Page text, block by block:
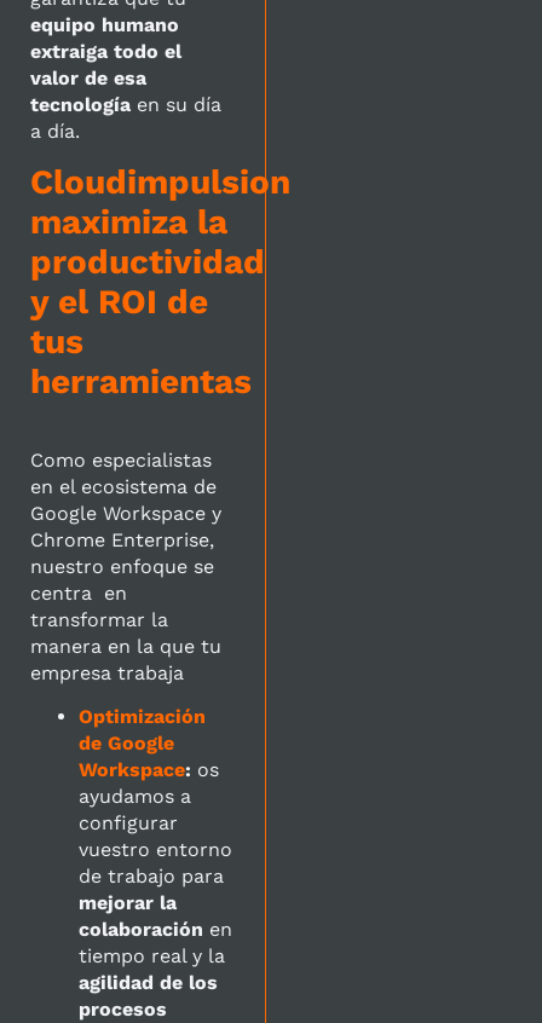
equipo humano
extraiga todo el
valor de esa
tecnologíaen su día
a día.
Cloudimpulsion
maximiza la
productividad
y el ROI de
tus
herramientas
Como especialistas
en el ecosistema de
Google Workspace y
Chrome Enterprise,
nuestro enfoque se
centra en
transformar la
manera en la que tu
empresa trabaja
Optimización
de Google
Workspace: os
ayudamos a
configurar
vuestro entorno
de trabajo para
mejorar la
colaboración en
tiempo real y la
agilidad de los
procesos